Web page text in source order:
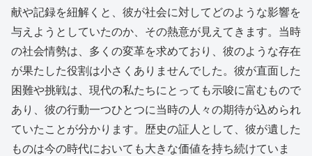
献や記録を紐解くと、彼が社会に対してどのような影響を
与えようとしていたのか、その熱意が見えてきます。当時
の社会情勢は、多くの変革を求めており、彼のような存在
が果たした役割は小さくありませんでした。彼が直面した
困難や挑戦は、現代の私たちにとっても示唆に富むもので
あり、彼の行動一つひとつに当時の人々の期待が込められ
ていたことが分かります。歴史の証人として、彼が遺した
ものは今の時代においても大きな価値を持ち続けていま